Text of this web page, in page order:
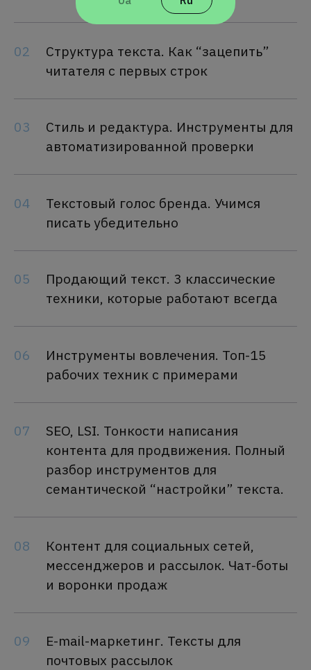
02
Структура текста. Как “зацепить”
читателя с первых строк
03
Стиль и редактура. Инструменты для
автоматизированной проверки
04
Текстовый голос бренда. Учимся
писать убедительно
05
Продающий текст. 3 классические
техники, которые работают всегда
06
Инструменты вовлечения. Топ-15
рабочих техник с примерами
07
SEO, LSI. Тонкости написания
контента для продвижения. Полный
разбор инструментов для
семантической “настройки” текста.
08
Контент для социальных сетей,
мессенджеров и рассылок. Чат-боты
и воронки продаж
09
E-mail-маркетинг. Тексты для
почтовых рассылок